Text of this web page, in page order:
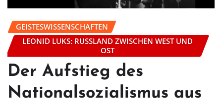
GEISTESWISSENSCHAFTEN
LEONID LUKS: RUSSLAND ZWISCHEN WEST UND
OST
Der Aufstieg des
Nationalsozialismus aus